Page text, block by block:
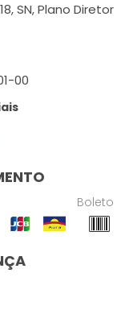
SN, Plano Diretor
00
Boleto